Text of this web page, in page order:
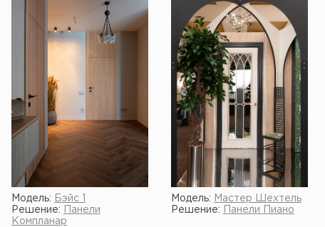
Модель:
Бэйс 1
Решение:
Панели
Компланар
Модель:
Мастер Шехтель
Решение:
Панели Пиано